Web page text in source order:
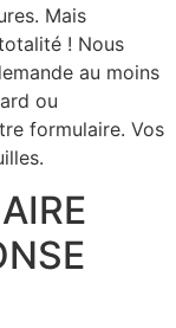
Mais
! Nous
au moins
ou
formulaire. Vos